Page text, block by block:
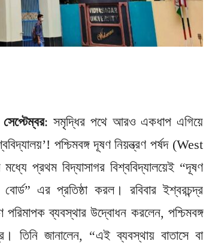
: সমৃদ্ধির পথে আরও একধাপ এগিয়ে
পশ্চিমবঙ্গ দূষণ নিয়ন্ত্রণ পর্ষদ (West
প্রথম বিদ্যাসাগর বিশ্ববিদ্যালয়েই “দূষণ
এর প্রতিষ্ঠা করল। রবিবার ইশ্বরচন্দ্র
ব্যবস্থার উদ্বোধন করলেন, পশ্চিমবঙ্গ
তিনি জানালেন, “এই ব্যবস্থায় বাতাসে বা